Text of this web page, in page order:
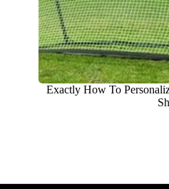
Exactly How To